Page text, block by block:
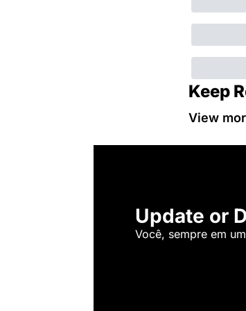
Keep
View
Update or
Você, sempre em